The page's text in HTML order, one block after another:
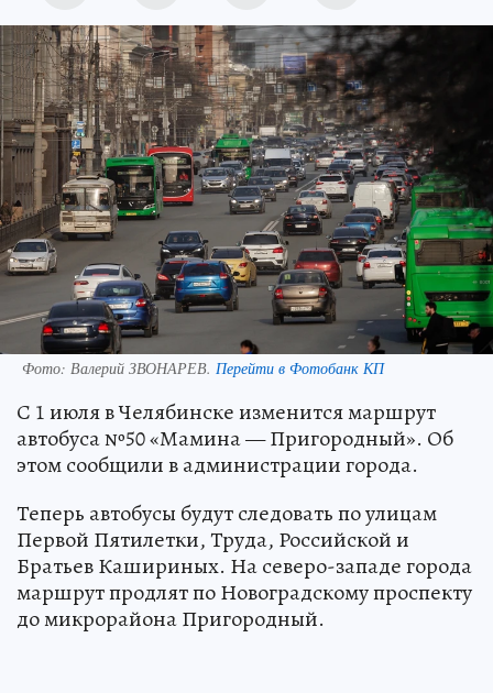
Фото: Валерий ЗВОНАРЕВ. Перейти в Фотобанк КП
С 1 июля в Челябинске изменится маршрут
автобуса №50 «Мамина — Пригородный». Об
этом сообщили в администрации города.
Теперь автобусы будут следовать по улицам
Первой Пятилетки, Труда, Российской и
Братьев Кашириных. На северо-западе города
маршрут продлят по Новоградскому проспекту
до микрорайона Пригородный.